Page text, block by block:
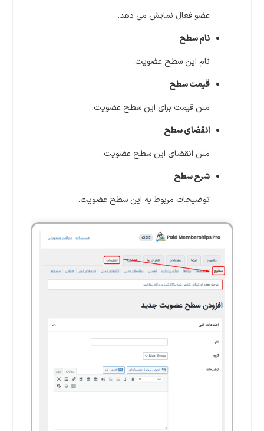
عضو فعال نمایش می دهد.
نام سطح
نام این سطح عضویت.
قیمت سطح
متن قیمت برای این سطح عضویت.
انقضای سطح
متن انقضای این سطح عضویت.
شرح سطح
توضیحات مربوط به این سطح عضویت.